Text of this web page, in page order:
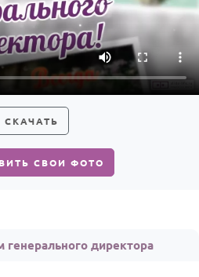
СКАЧАТЬ
СВОИ ФОТО
директора